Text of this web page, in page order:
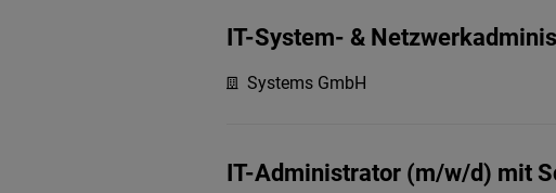
IT-System- &
Systems GmbH
IT-Administrator (m/w/d) mit